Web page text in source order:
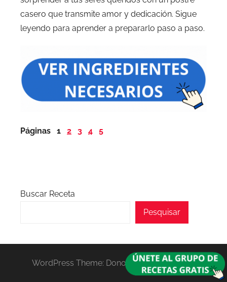
casero que transmite amor y dedicación. Sigue
leyendo para aprender a prepararlo paso a paso.
Páginas 1 2 3 4 5
Buscar Receta
Pesquisar
WordPress Theme: Donovan by ThemeZee.